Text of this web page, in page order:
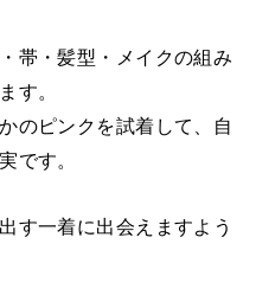
帯・髪型・メイクの組み
す。
のピンクを試着して、自
です。
す一着に出会えますよう